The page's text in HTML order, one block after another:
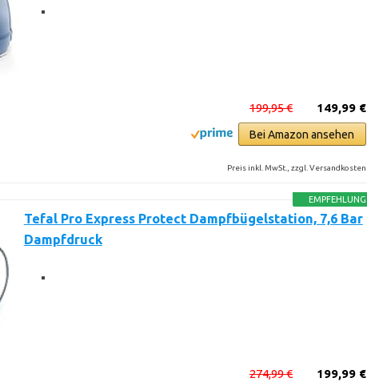
149,99 €
199,95 €
Bei Amazon ansehen
Preis inkl. MwSt., zzgl. Versandkosten
EMPFEHLUNG
Tefal Pro Express Protect Dampfbügelstation, 7,6 Bar
Dampfdruck
199,99 €
274,99 €